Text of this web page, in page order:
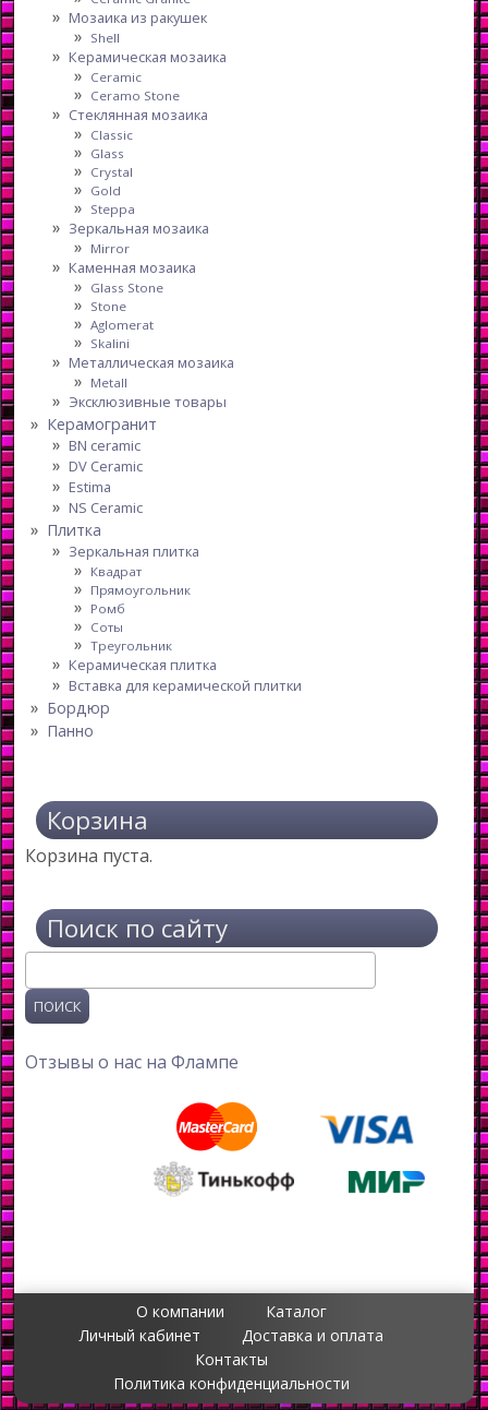
Мозаика из ракушек
Shell
Керамическая мозаика
Ceramic
Ceramo Stone
Стеклянная мозаика
Classic
Glass
Crystal
Gold
Steppa
Зеркальная мозаика
Mirror
Каменная мозаика
Glass Stone
Stone
Aglomerat
Skalini
Металлическая мозаика
Metall
Эксклюзивные товары
Керамогранит
BN ceramic
DV Ceramic
Estima
NS Ceramic
Плитка
Зеркальная плитка
Квадрат
Прямоугольник
Ромб
Соты
Треугольник
Керамическая плитка
Вставка для керамической плитки
Бордюр
Панно
Корзина
Корзина пуста.
Поиск по сайту
Отзывы о нас на Флампе
О компании
Каталог
Личный кабинет
Доставка и оплата
Контакты
Политика конфиденциальности